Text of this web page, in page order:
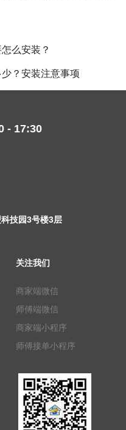
么安装？
？安装注意事项
- 17:30
技园3号楼3层
关注我们
商家端微信
师傅端微信
商家端小程序
师傅接单小程序